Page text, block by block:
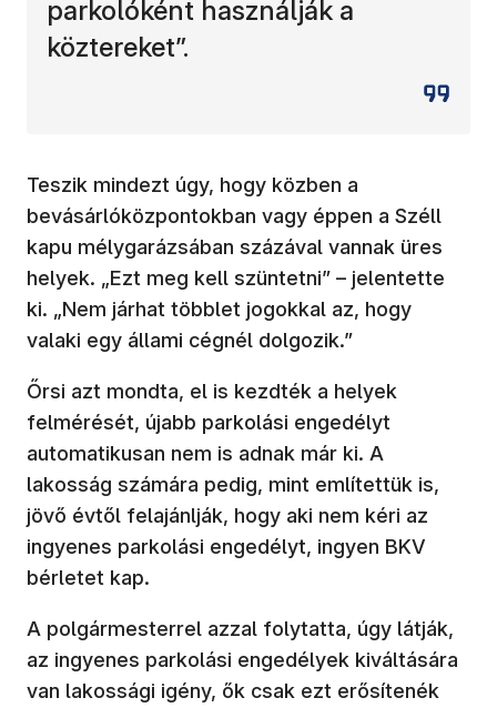
parkolóként használják a
köztereket”.
Teszik mindezt úgy, hogy közben a
bevásárlóközpontokban vagy éppen a Széll
kapu mélygarázsában százával vannak üres
helyek. „Ezt meg kell szüntetni” – jelentette
ki. „Nem járhat többlet jogokkal az, hogy
valaki egy állami cégnél dolgozik.”
Őrsi azt mondta, el is kezdték a helyek
felmérését, újabb parkolási engedélyt
automatikusan nem is adnak már ki. A
lakosság számára pedig, mint említettük is,
jövő évtől felajánlják, hogy aki nem kéri az
ingyenes parkolási engedélyt, ingyen BKV
bérletet kap.
A polgármesterrel azzal folytatta, úgy látják,
az ingyenes parkolási engedélyek kiváltására
van lakossági igény, ők csak ezt erősítenék